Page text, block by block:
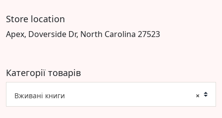
Store location
Apex, Doverside Dr, North Carolina 27523
Категорії товарів
×
Вживані книги